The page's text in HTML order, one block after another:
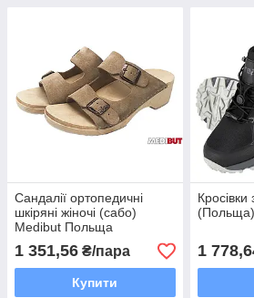
Сандалії ортопедичні
шкіряні жіночі (сабо)
Medibut Польща
BMDRE2PASBE BE
1 351,56 ₴/пара
Купити
Кросівки
1